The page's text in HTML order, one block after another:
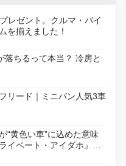
レゼント。クルマ・バイ
を揃えました！
落ちるって本当？ 冷房と
リード｜ミニバン人気3車
“黄色い車”に込めた意味
イベート・アイダホ』が
版で復活